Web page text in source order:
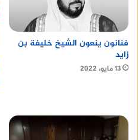
فنانون ينعون الشيخ خليفة بن
زايد
13 مايو، 2022